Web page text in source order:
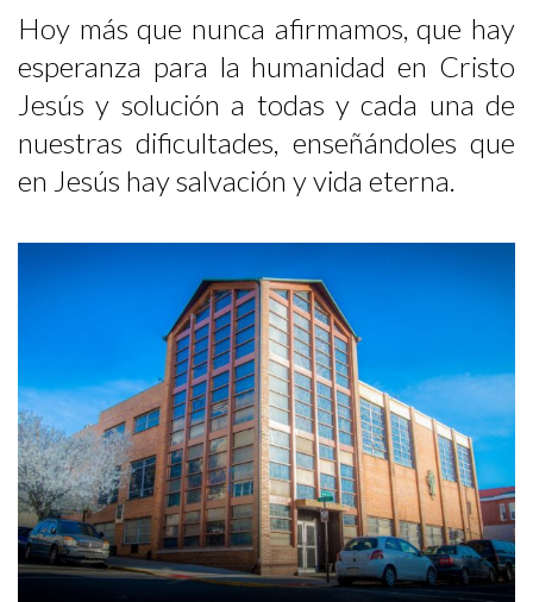
Hoy más que nunca afirmamos, que hay
esperanza para la humanidad en Cristo
Jesús y solución a todas y cada una de
nuestras dificultades, enseñándoles que
en Jesús hay salvación y vida eterna.